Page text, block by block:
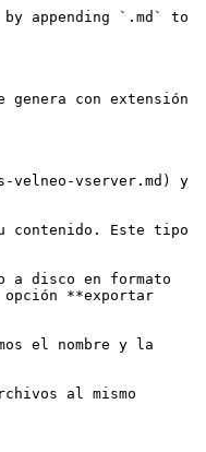
appending `.md` to
genera con extensión
velneo-vserver.md) y
contenido. Este tipo
a disco en formato
**exportar
el nombre y la
al mismo